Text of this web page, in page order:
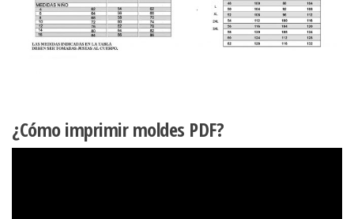
¿Cómo imprimir moldes PDF?